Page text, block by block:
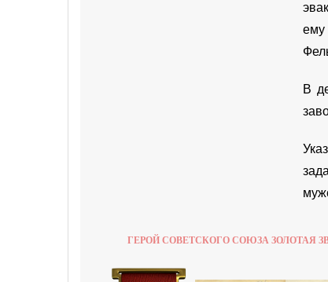
В
ГЕРОЙ СОВЕТСКОГО СОЮЗА ЗОЛОТАЯ